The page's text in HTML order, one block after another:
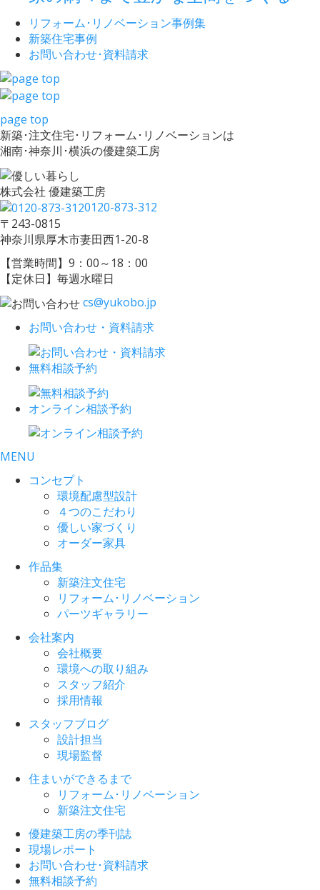
リフォーム･ リノベーション事例集
新築住宅事例
お問い合わせ･資料請求
page top
新築･注文住宅･リフォーム･リノベーションは
湘南･神奈川･横浜の優建築工房
株式会社 優建築工房
0120-873-312
〒243-0815
神奈川県厚木市妻田西1-20-8
【営業時間】9：00～18：00
【定休日】毎週水曜日
cs@yukobo.jp
お問い合わせ・資料請求
無料相談予約
オンライン相談予約
MENU
コンセプト
環境配慮型設計
４つのこだわり
優しい家づくり
オーダー家具
作品集
新築注文住宅
リフォーム･リノベーション
パーツギャラリー
会社案内
会社概要
環境への取り組み
スタッフ紹介
採用情報
スタッフブログ
設計担当
現場監督
住まいができるまで
リフォーム･リノベーション
新築注文住宅
優建築工房の季刊誌
現場レポート
お問い合わせ･資料請求
無料相談予約